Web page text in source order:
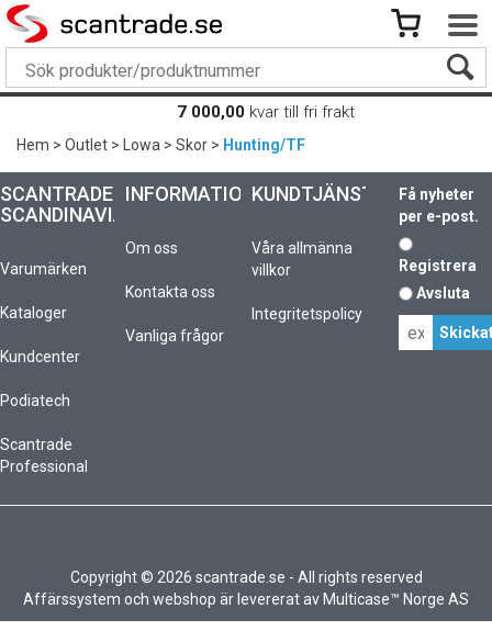
7 000,00 kvar till fri frakt
Hem>Outlet> Lowa>Skor> Hunting/TF
SCANTRADE
SCANDINAVIA
Varumärken
Kataloger
Kundcenter
Podiatech
Scantrade
Professional
INFORMATION
Om oss
Kontakta oss
Vanliga frågor
KUNDTJÄNST
Våra allmänna
villkor
Integritetspolicy
Få nyheter
per e-post.
Registrera
Avsluta
Copyright © 2026 scantrade.se - All rights reserved
Affärssystem och webshop är levererat av Multicase™ Norge AS